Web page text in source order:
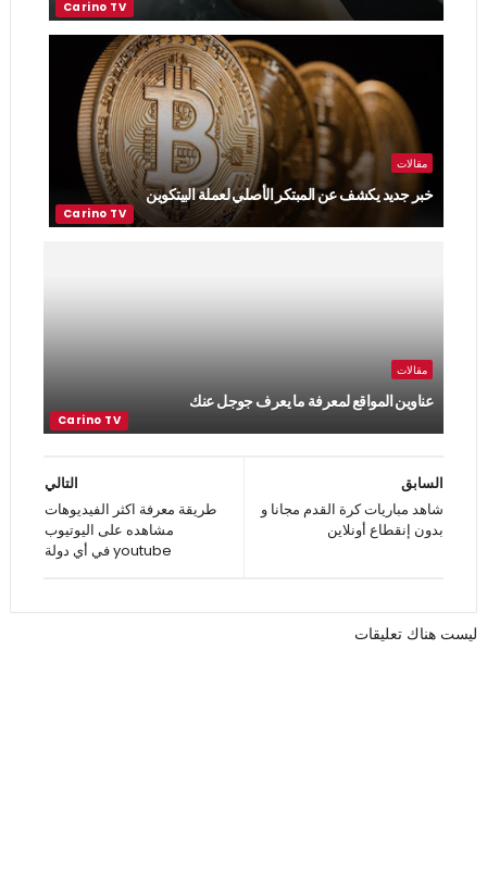
مقالات
خبر جديد يكشف عن المبتكر الأصلي لعملة البيتكوين
مقالات
عناوين المواقع لمعرفة ما يعرف جوجل عنك
التالي
طريقة معرفة اكثر الفيديوهات
مشاهده على اليوتيوب
youtube في أي دولة
السابق
شاهد مباريات كرة القدم مجانا و
بدون إنقطاع أونلاين
ليست هناك تعليقات